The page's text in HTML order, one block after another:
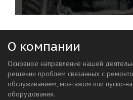
О компании
Основное направление нашей
решении проблем связанных с
обслуживанием, монтажом или пуско-
оборудования.